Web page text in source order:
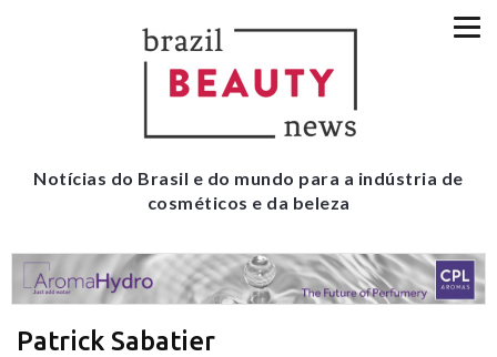
Notícias do Brasil e do mundo para a indústria de
cosméticos e da beleza
Patrick Sabatier